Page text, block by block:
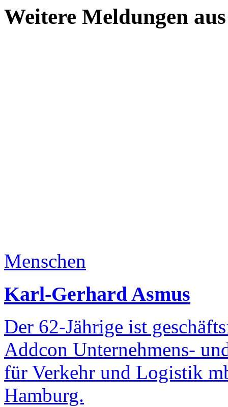
Weitere Meldungen
Menschen
Karl-Gerhard Asmus
Der 62-Jährige ist
Addcon Unternehmens-
für Verkehr und Logistik
Hamburg.